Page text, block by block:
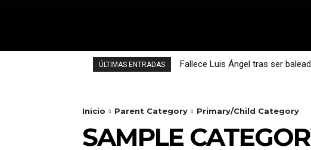
ÚLTIMAS ENTRADAS Fallece Luis Ángel tras ser
Inicio Parent Category Primary/Child Category
SAMPLE